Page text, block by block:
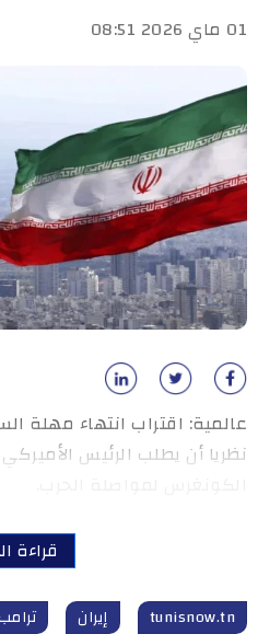
01 ماي 2026 08:51
عالمية: اقتراب انتهاء مهلة
نظريا أن يطلب الرئيس
قراءة
tunisnow.tn إيران